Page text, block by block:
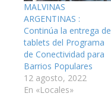
MALVINAS
ARGENTINAS :
Continúa la entrega de
tablets del Programa
de Conectividad para
Barrios Populares
12 agosto, 2022
En «Locales»